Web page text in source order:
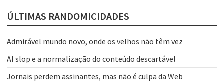
ÚLTIMAS RANDOMICIDADES
Admirável mundo novo, onde os velhos não têm vez
AI slop e a normalização do conteúdo descartável
Jornais perdem assinantes, mas não é culpa da Web